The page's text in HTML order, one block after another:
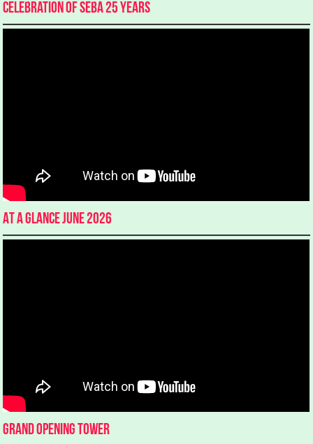
Celebration of SEBA 25 Years
At a glance June 2026
Grand Opening Tower